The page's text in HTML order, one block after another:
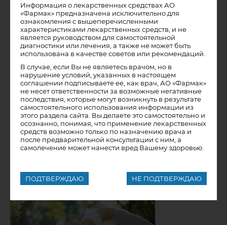
19.04.2022
Как предотвратить грипп и
ОРВИ
УЗНАТЬ БОЛЬШЕ
Информация о лекарственных средствах АО
«Фармак» предназначена исключительно для
ознакомления с вышеперечисленными
характеристиками лекарственных средств, и не
является руководством для самостоятельной
диагностики или лечения, а также не может быть
использована в качестве советов или рекомендаций.
В случае, если Вы не являетесь врачом, но в
нарушение условий, указанных в настоящем
соглашении подписываете ее, как врач, АО «Фармак»
не несет ответственности за возможные негативные
последствия, которые могут возникнуть в результате
самостоятельного использования информации из
этого раздела сайта. Вы делаете это самостоятельно и
осознанно, понимая, что применение лекарственных
средств возможно только по назначению врача и
после предварительной консультации с ним, а
самолечение может нанести вред Вашему здоровью.
ПОДТВЕРЖДАЮ НЕ ПОДТВЕРЖДАЮ